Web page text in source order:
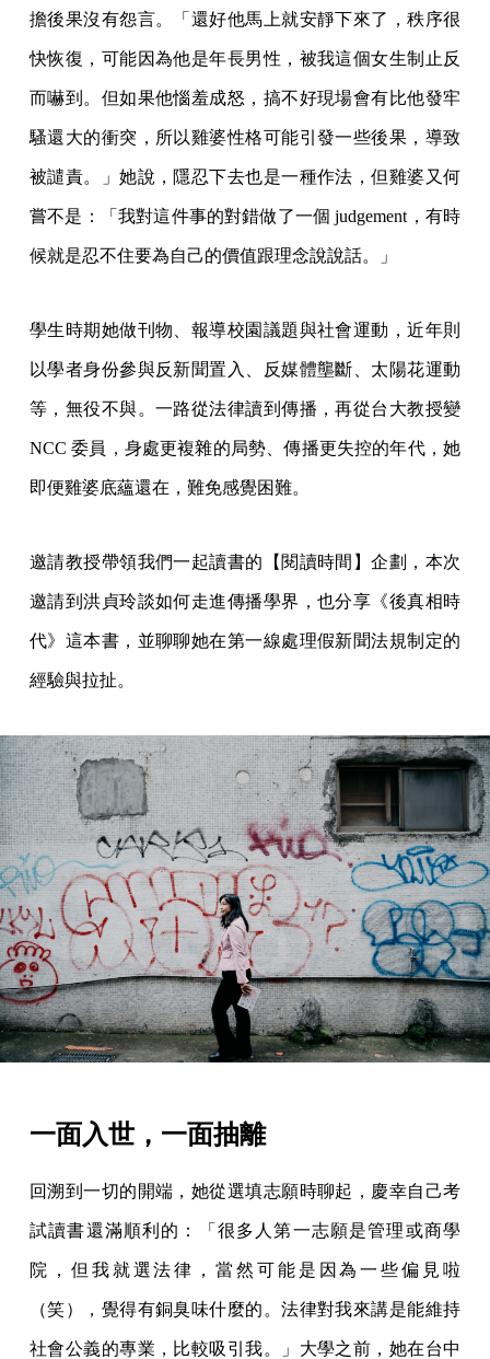
擔後果沒有怨言。「還好他馬上就安靜下來了，秩序很
快恢復，可能因為他是年長男性，被我這個女生制止反
而嚇到。但如果他惱羞成怒，搞不好現場會有比他發牢
騷還大的衝突，所以雞婆性格可能引發一些後果，導致
被譴責。」她說，隱忍下去也是一種作法，但雞婆又何
嘗不是：「我對這件事的對錯做了一個 judgement，有時
候就是忍不住要為自己的價值跟理念說說話。」
學生時期她做刊物、報導校園議題與社會運動，近年則
以學者身份參與反新聞置入、反媒體壟斷、太陽花運動
等，無役不與。一路從法律讀到傳播，再從台大教授變
NCC 委員，身處更複雜的局勢、傳播更失控的年代，她
即便雞婆底蘊還在，難免感覺困難。
邀請教授帶領我們一起讀書的【閱讀時間】企劃，本次
邀請到洪貞玲談如何走進傳播學界，也分享《後真相時
代》這本書，並聊聊她在第一線處理假新聞法規制定的
經驗與拉扯。
一面入世，一面抽離
回溯到一切的開端，她從選填志願時聊起，慶幸自己考
試讀書還滿順利的：「很多人第一志願是管理或商學
院，但我就選法律，當然可能是因為一些偏見啦
（笑），覺得有銅臭味什麼的。法律對我來講是能維持
社會公義的專業，比較吸引我。」大學之前，她在台中